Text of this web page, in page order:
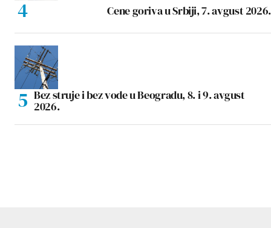
Cene goriva u Srbiji, 7. avgust 2026.
Bez struje i bez vode u Beogradu, 8. i 9. avgust
2026.